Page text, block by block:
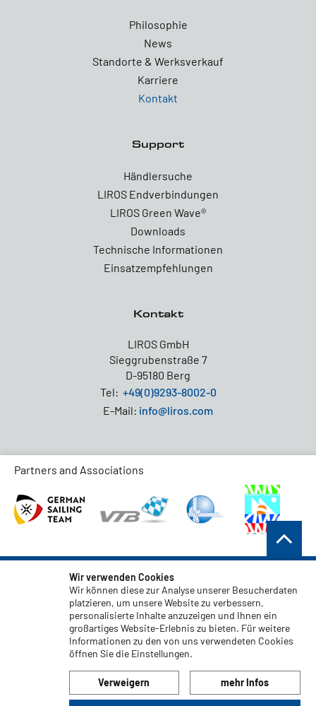
Philosophie
News
Standorte & Werksverkauf
Karriere
Kontakt
Support
Händlersuche
LIROS Endverbindungen
LIROS Green Wave®
Downloads
Technische Informationen
Einsatzempfehlungen
Kontakt
LIROS GmbH
Sieggrubenstraße 7
D-95180 Berg
Tel: +49(0)9293-8002-0
E-Mail: info@liros.com
Partners and Associations
AGB
Datenschutz
Haftungsauschluss
Impressum
Code of Conduct
Wir verwenden Cookies
Wir können diese zur Analyse unserer Besucherdaten
platzieren, um unsere Website zu verbessern,
personalisierte Inhalte anzuzeigen und Ihnen ein
großartiges Website-Erlebnis zu bieten. Für weitere
Informationen zu den von uns verwendeten Cookies
öffnen Sie die Einstellungen.
Verweigern mehr Infos